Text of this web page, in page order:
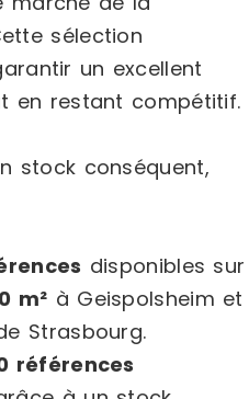
sélection
un excellent
en restant compétitif.
stock conséquent,
disponibles sur
m² à Geispolsheim et
Strasbourg.
références